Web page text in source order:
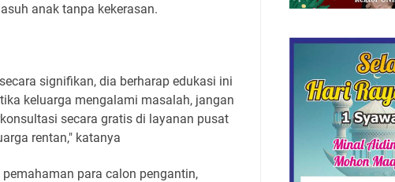
anak tanpa kekerasan.
signifikan, dia berharap edukasi ini
keluarga mengalami masalah, jangan
secara gratis di layanan pusat
rentan," katanya
para calon pengantin,